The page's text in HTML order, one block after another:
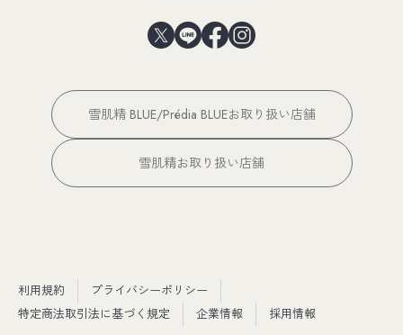
雪肌精 BLUE/Prédia BLUEお取り扱い店舗
雪肌精お取り扱い店舗
利用規約
プライバシーポリシー
特定商法取引法に基づく規定
企業情報 採用情報